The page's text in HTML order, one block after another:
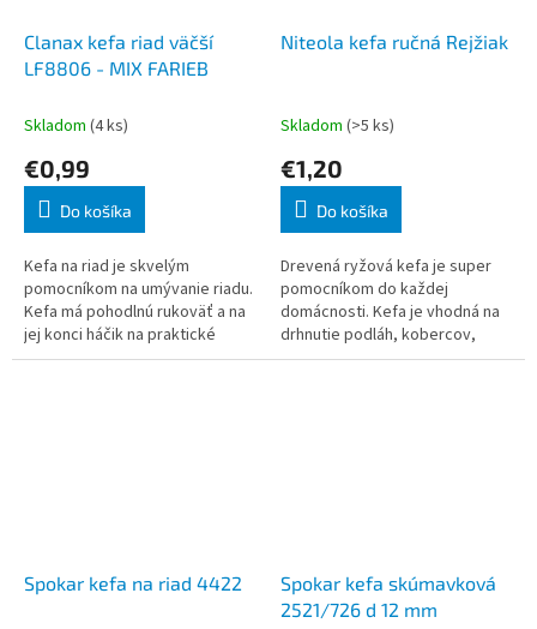
Clanax kefa riad väčší
LF8806 - MIX FARIEB
Skladom (4 ks)
€0,99
Do košíka
Kefa na riad je skvelým
pomocníkom na umývanie riadu.
Kefa má pohodlnú rukoväť a na
jej konci háčik na praktické
zavesenie.
Niteola kefa ručná Rejžiak
Skladom (>5 ks)
€1,20
Do košíka
Drevená ryžová kefa je super
pomocníkom do každej
domácnosti. Kefa je vhodná na
drhnutie podláh, kobercov,
rôznych nádob a iných silne
Spokar kefa na riad 4422
Spokar kefa skúmavková
2521/726 d 12 mm